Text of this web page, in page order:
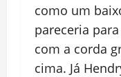
como um
pareceria
com a corda
cima. Já